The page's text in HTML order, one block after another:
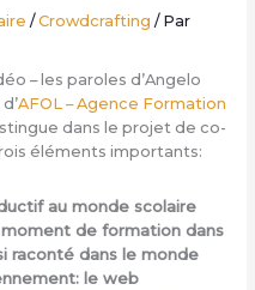
/Crowdcrafting / Par
– les paroles d’Angelo
AFOL – Agence Formation
dans le projet de co-
éléments importants:
au monde scolaire
moment de formation dans
raconté dans le monde
le web